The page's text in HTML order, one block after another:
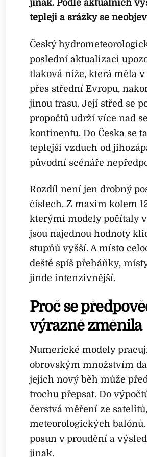
jinak. Podle aktuálních
tepleji a srážky se
Český
poslední aktualizaci
tlaková níže, která měla
přes střední Evropu,
jinou trasu. Její střed se
propočtů udrží více nad
kontinentu. Do Česka se
teplejší vzduch od
původní scénáře
Rozdíl není jen drobný
číslech. Z maxim kolem 12
kterými modely počítaly
jsou najednou hodnoty
stupňů vyšší. A místo
deště spíš přeháňky,
jinde intenzivnější.
Proč se
výrazně změnila
Numerické modely
obrovským množstvím
jejich nový běh může
trochu přepsat. Do
čerstvá měření ze
meteorologických
posun v proudění a
jinak.